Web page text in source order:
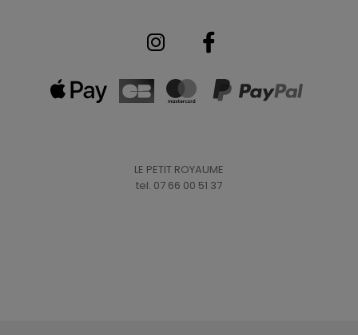
LE PETIT ROYAUME
tel. 07 66 00 51 37